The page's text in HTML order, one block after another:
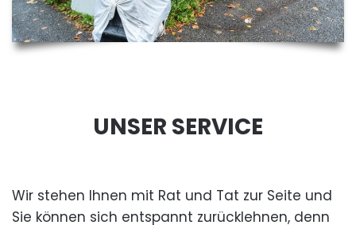
UNSER SERVICE
Wir stehen Ihnen mit Rat und Tat zur Seite und
Sie können sich entspannt zurücklehnen, denn